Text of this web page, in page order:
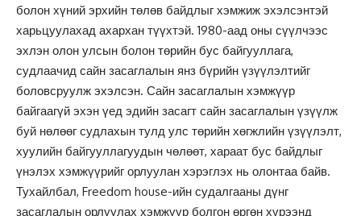
болон хүний эрхийн төлөв байдлыг хэмжиж эхэлсэнтэй
харьцуулахад ахархан түүхтэй. 1980-аад оны сүүлчээс
эхлэн олон улсын болон төрийн бус байгууллага,
судлаачид сайн засаглалын янз бүрийн үзүүлэлтийг
боловсруулж эхэлсэн. Сайн засаглалын хэмжүүр
байгаагүй эхэн үед эдийн засагт сайн засаглалын үзүүлж
буй нөлөөг судлахын тулд улс төрийн хөгжлийн үзүүлэлт,
хуулийн байгууллагуудын чөлөөт, хараат бус байдлыг
үнэлэх хэмжүүрийг орлуулан хэрэглэх нь олонтаа байв.
Тухайлбал, Freedom house-ийн судалгааны дүнг
засаглалын орлуулах хэмжүүр болгон өргөн хүрээнд